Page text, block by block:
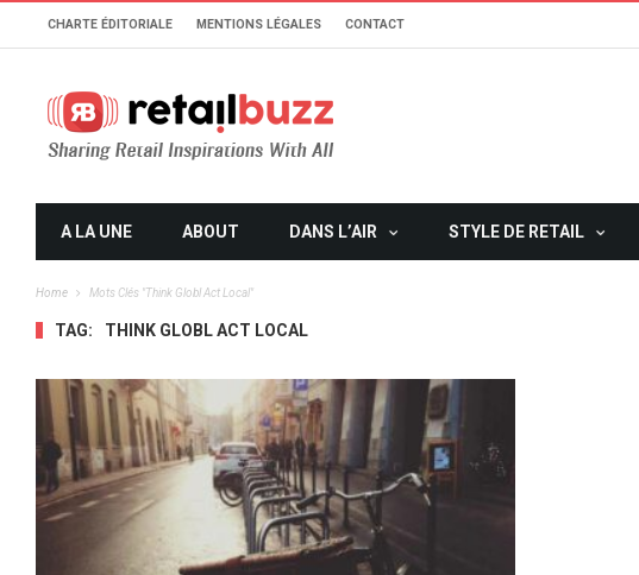
CHARTE ÉDITORIALE MENTIONS LÉGALES CONTACT
A LA UNE ABOUT DANS L’AIR STYLE DE RETAIL
Home Mots Clés "think Globl Act Local"
TAG: THINK GLOBL ACT LOCAL